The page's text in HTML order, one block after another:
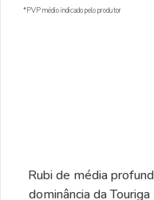
*PVP médio indicado pelo produtor
Rubi de média
dominância da